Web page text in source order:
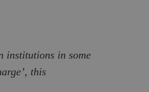
institutions in some
this